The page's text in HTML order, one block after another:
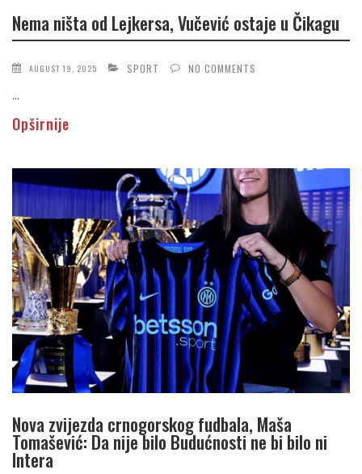
Nema ništa od Lejkersa, Vučević ostaje u Čikagu
AUGUST 19, 2025 SPORT NO COMMENTS
...
Opširnije
Nova zvijezda crnogorskog fudbala, Maša
Tomašević: Da nije bilo Budućnosti ne bi bilo ni
Intera